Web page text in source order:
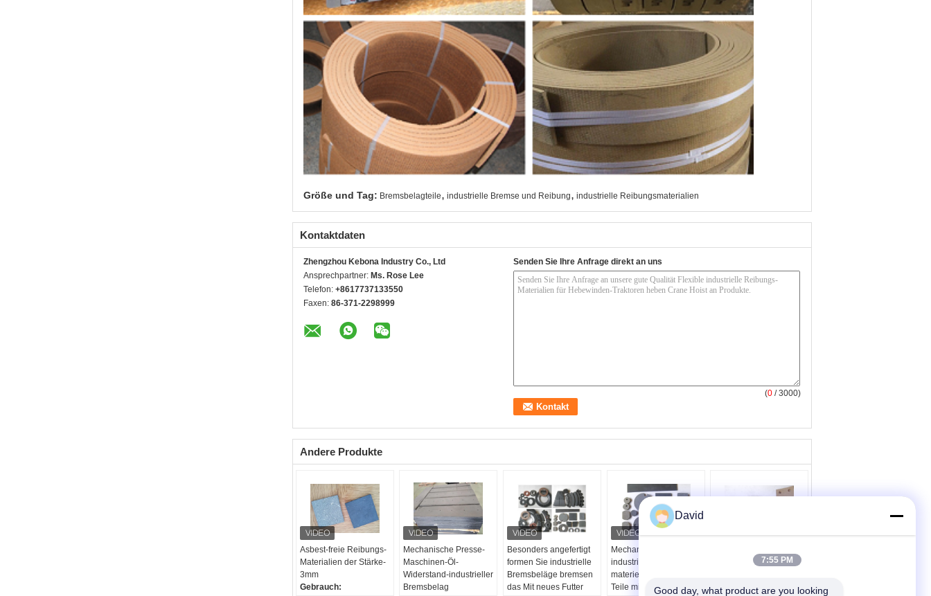
Größe und Tag: Bremsbelagteile, industrielle Bremse und Reibung, industrielle Reibungsmaterialien
Kontaktdaten
Zhengzhou Kebona Industry Co., Ltd
Ansprechpartner: Ms. Rose Lee
Telefon: +8617737133550
Faxen: 86-371-2298999
Senden Sie Ihre Anfrage direkt an uns
(0 / 3000)
Andere Produkte
Asbest-freie Reibungs-
Materialien der Stärke-
3mm
Gebrauch:
Mechanische Presse-
Maschinen-Öl-
Widerstand-industrieller
Bremsbelag
Besonders angefertigt
formen Sie industrielle
Bremsbeläge bremsen
das Mit neues Futter
Mechanische
industrielle Bremse, die
materielle Bremsbelag-
Teile mit neues Futter
industrielle
Reibungs-Materialien
David
7:55 PM
Good day, what product are you looking